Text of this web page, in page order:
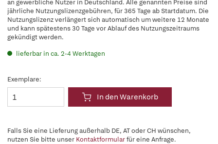
an gewerbliche Nutzer in Deutschland. Alle genannten Preise sind
jährliche Nutzungslizenzgebühren, für 365 Tage ab Startdatum. Die
Nutzungslizenz verlängert sich automatisch um weitere 12 Monate
und kann spätestens 30 Tage vor Ablauf des Nutzungszeitraums
gekündigt werden.
lieferbar in ca. 2-4 Werktagen
Exemplare:
In den Warenkorb
Falls Sie eine Lieferung außerhalb DE, AT oder CH wünschen,
nutzen Sie bitte unser Kontaktformularfür eine Anfrage.